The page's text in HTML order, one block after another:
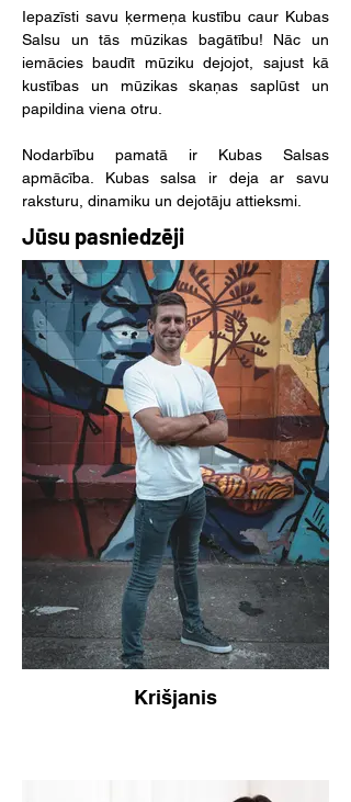
Iepazīsti savu ķermeņa kustību caur Kubas
Salsu un tās mūzikas bagātību! Nāc un
iemācies baudīt mūziku dejojot, sajust kā
kustības un mūzikas skaņas saplūst un
papildina viena otru.
Nodarbību pamatā ir Kubas Salsas
apmācība. Kubas salsa ir deja ar savu
raksturu, dinamiku un dejotāju attieksmi.
Jūsu pasniedzēji
Krišjanis